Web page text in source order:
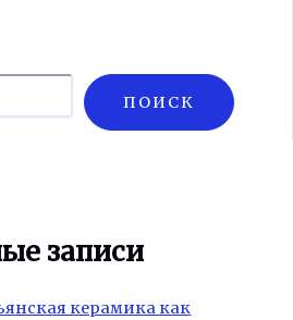
ПОИСК
записи
керамика как